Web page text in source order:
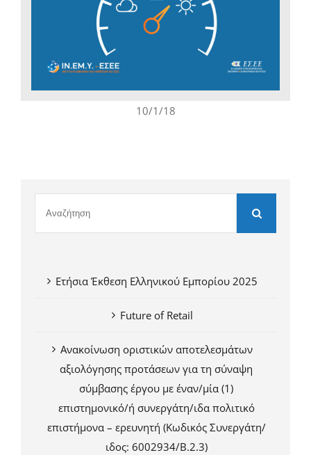
10/1/18
Ετήσια Έκθεση Ελληνικού Εμπορίου 2025
Future of Retail
Ανακοίνωση οριστικών αποτελεσμάτων
αξιολόγησης προτάσεων για τη σύναψη
σύμβασης έργου με έναν/μία (1)
επιστημονικό/ή συνεργάτη/ιδα πολιτικό
επιστήμονα – ερευνητή (Κωδικός Συνεργάτη/
ιδος: 6002934/Β.2.3)